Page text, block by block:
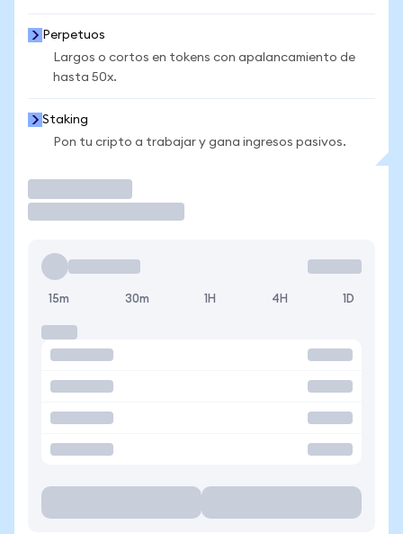
Perpetuos
Largos o cortos en tokens con apalancamiento de
hasta 50x.
Staking
Pon tu cripto a trabajar y gana ingresos pasivos.
15m 30m 1H 4H 1D